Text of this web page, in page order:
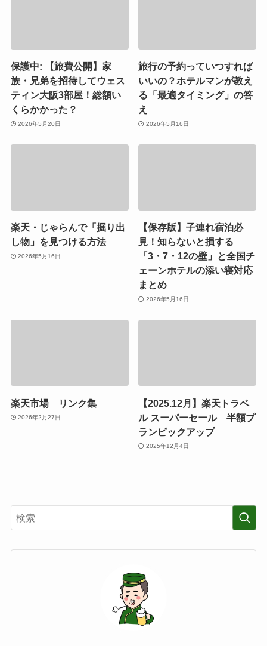
保護中: 【旅費公開】家
族・兄弟を招待してウェス
ティン大阪3部屋！総額い
くらかかった？
2026年5月20日
旅行の予約っていつすれば
いいの？ホテルマンが教え
る「最適タイミング」の答
え
2026年5月16日
楽天・じゃらんで「掘り出
し物」を見つける方法
2026年5月16日
【保存版】子連れ宿泊必
見！知らないと損する
「3・7・12の壁」と全国チ
ェーンホテルの添い寝対応
まとめ
2026年5月16日
楽天市場 リンク集
2026年2月27日
【2025.12月】楽天トラベ
ル スーパーセール 半額プ
ランピックアップ
2025年12月4日